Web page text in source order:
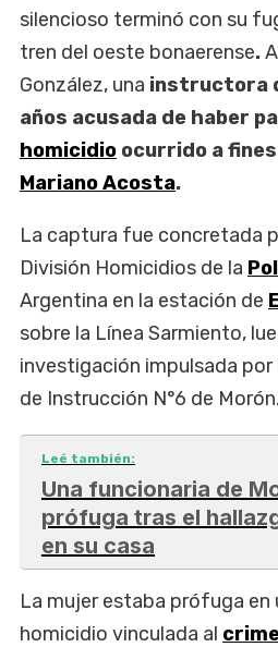
silencioso terminó con su
tren del oeste bonaerense.
González, una instructora
años acusada de haber
homicidio ocurrido a
Mariano Acosta.
La captura fue concretada
División Homicidios de la
Argentina en la estación de
sobre la Línea Sarmiento,
investigación impulsada por
de Instrucción N°6 de Morón.
Leé también:
Una funcionaria de
prófuga tras el
en su casa
La mujer estaba prófuga en
homicidio vinculada al